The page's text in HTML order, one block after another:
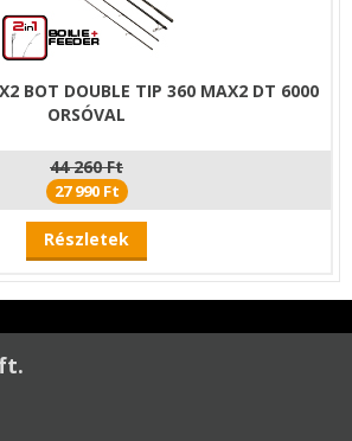
BOT DOUBLE TIP 360 MAX2 DT 6000
ORSÓVAL
44 260 Ft
27 990 Ft
Részletek